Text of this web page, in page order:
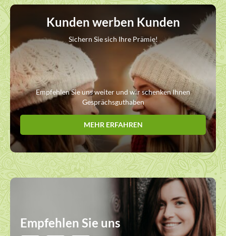
Kunden werben Kunden
Sichern Sie sich Ihre Prämie!
Empfehlen Sie uns weiter und wir schenken Ihnen
Gesprächsguthaben
MEHR ERFAHREN
Empfehlen Sie uns